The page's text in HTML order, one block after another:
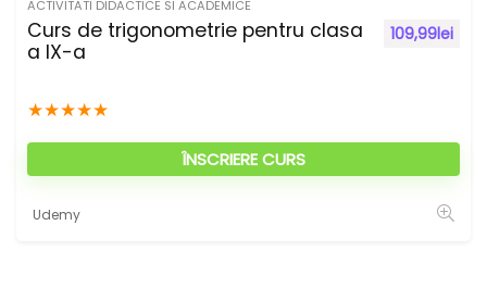
ACTIVITATI DIDACTICE SI ACADEMICE
Curs de trigonometrie pentru clasa
a IX-a
★★★★★
109,99lei
ÎNSCRIERE CURS
Udemy